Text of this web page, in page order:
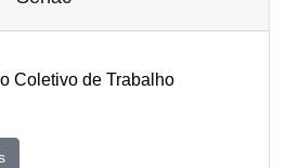
Coletivo de Trabalho